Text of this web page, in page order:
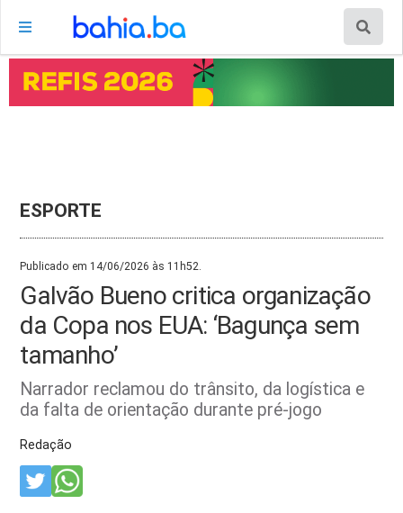
ESPORTE
Publicado em 14/06/2026 às 11h52.
Galvão Bueno critica organização
da Copa nos EUA: ‘Bagunça sem
tamanho’
Narrador reclamou do trânsito, da logística e
da falta de orientação durante pré-jogo
Redação